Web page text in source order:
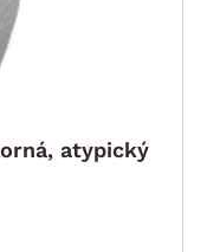
atypický